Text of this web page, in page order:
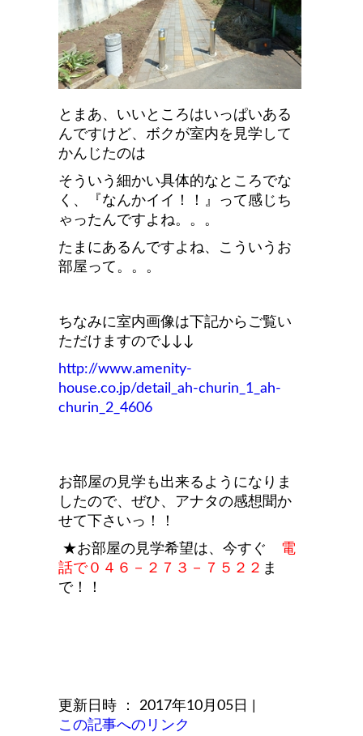
とまあ、いいところはいっぱいある
んですけど、ボクが室内を見学して
かんじたのは
そういう細かい具体的なところでな
く、『なんかイイ！！』って感じち
ゃったんですよね。。。
たまにあるんですよね、こういうお
部屋って。。。
ちなみに室内画像は下記からご覧い
ただけますので↓↓↓
http://www.amenity-
house.co.jp/detail_ah-churin_1_ah-
churin_2_4606
お部屋の見学も出来るようになりま
したので、ぜひ、アナタの感想聞か
せて下さいっ！！
★お部屋の見学希望は、今すぐ 電
話で０４６－２７３－７５２２ ま
で！！
更新日時 ： 2017年10月05日
この記事へのリンク